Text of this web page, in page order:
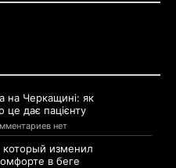
на Черкащині: як
це дає пацієнту
нет
изменил
в беге